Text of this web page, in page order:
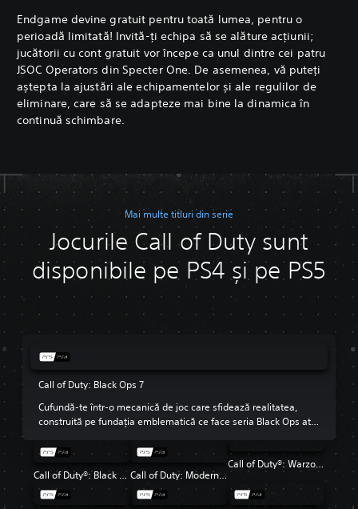
Endgame devine gratuit pentru toată lumea, pentru o
perioadă limitată! Invită-ți echipa să se alăture acțiunii;
jucătorii cu cont gratuit vor începe ca unul dintre cei patru
JSOC Operators din Specter One. De asemenea, vă puteți
aștepta la ajustări ale echipamentelor și ale regulilor de
eliminare, care să se adapteze mai bine la dinamica în
continuă schimbare.
Mai multe titluri din serie
Jocurile Call of Duty sunt
disponibile pe PS4 și pe PS5
Call of Duty: Black Ops 7
Cufundă-te într-o mecanică de joc care sfidează realitatea,
construită pe fundația emblematică ce face seria Black Ops atât
Call of Duty®: Black Ops 6 Call of Duty: Modern Warfare III
Call of Duty®: Warzone™